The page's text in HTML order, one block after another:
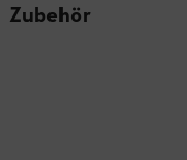
Zubehör